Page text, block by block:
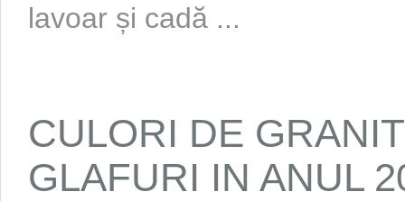
lavoar și cadă ...
CULORI DE
GLAFURI IN ANUL